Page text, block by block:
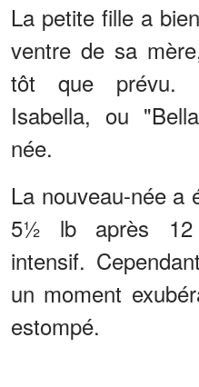
La petite fille a
ventre de sa
tôt que prévu.
Isabella, ou
née.
La nouveau-née a
5½ lb après 12
intensif.
un moment
estompé.